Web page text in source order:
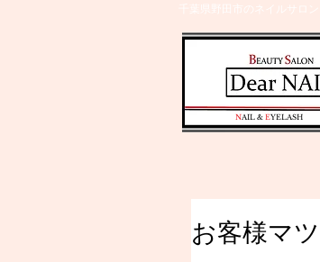
千葉県野田市のネイルサロ
​NAIL & EYELASH
お客様マ